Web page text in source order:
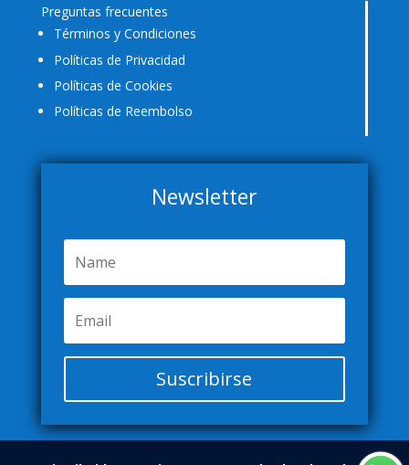
Preguntas frecuentes
Términos y Condiciones
Políticas de Privacidad
Políticas de Cookies
Políticas de Reembolso
Newsletter
Suscribirse